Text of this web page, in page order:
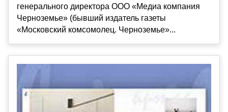
генерального директора ООО «Медиа компания
Черноземье» (бывший издатель газеты
«Московский комсомолец. Черноземье»...